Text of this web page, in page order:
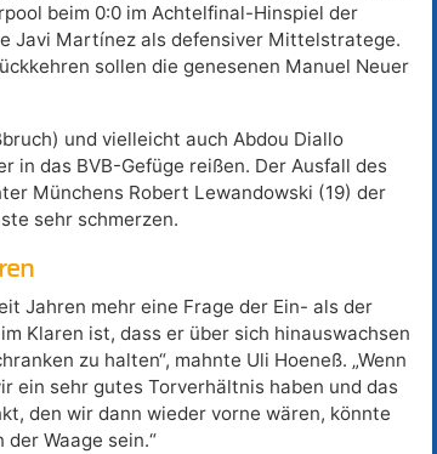
beim 0:0 im Achtelfinal-Hinspiel der
Javi Martínez als defensiver Mittelstratege.
sollen die genesenen Manuel Neuer
und vielleicht auch Abdou Diallo
in das BVB-Gefüge reißen. Der Ausfall des
Münchens Robert Lewandowski (19) der
sehr schmerzen.
Jahren mehr eine Frage der Ein- als der
Klaren ist, dass er über sich hinauswachsen
zu halten“, mahnte Uli Hoeneß. „Wenn
ein sehr gutes Torverhältnis haben und das
den wir dann wieder vorne wären, könnte
Waage sein.“